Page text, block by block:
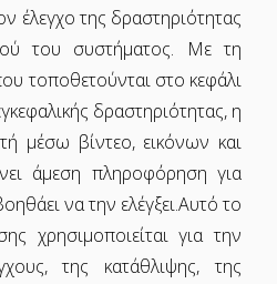
έλεγχο της δραστηριότητας
του συστήματος. Με τη
τοποθετούνται στο κεφάλι
δραστηριότητας, η
μέσω βίντεο, εικόνων και
άμεση πληροφόρηση για
να την ελέγξει.Αυτό το
χρησιμοποιείται για την
της κατάθλιψης, της